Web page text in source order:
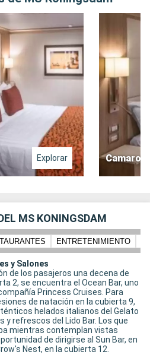
Explorar
MS KONINGSDAM
ENTRETENIMIENTO
y Salones
de los pasajeros una decena de
2, se encuentra el Ocean Bar, uno
Princess Cruises. Para
de natación en la cubierta 9,
helados italianos del Gelato
y refrescos del Lido Bar. Los que
mientras contemplan vistas
de dirigirse al Sun Bar, en
Nest, en la cubierta 12.